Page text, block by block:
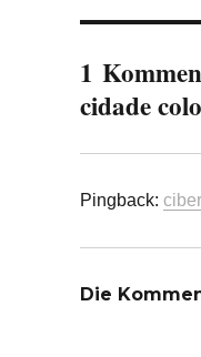
1
cidade
Pingback:
Die